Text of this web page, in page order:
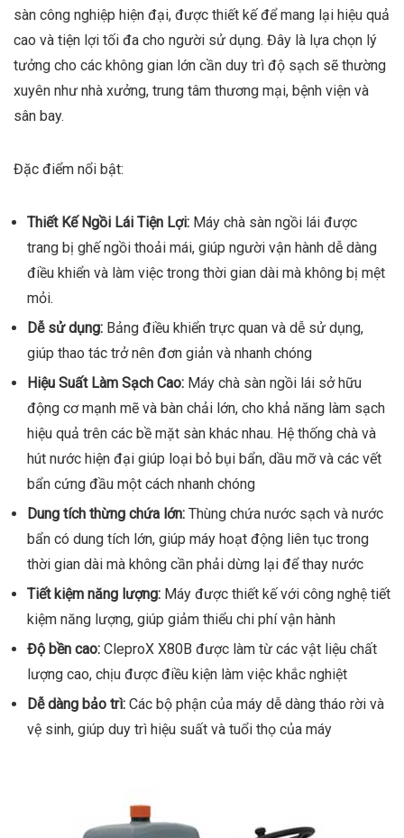
sàn công nghiệp hiện đại, được thiết kế để mang lại hiệu quả
cao và tiện lợi tối đa cho người sử dụng. Đây là lựa chọn lý
tưởng cho các không gian lớn cần duy trì độ sạch sẽ thường
xuyên như nhà xưởng, trung tâm thương mại, bệnh viện và
sân bay.
Đặc điểm nổi bật:
Thiết Kế Ngồi Lái Tiện Lợi: Máy chà sàn ngồi lái được
trang bị ghế ngồi thoải mái, giúp người vận hành dễ dàng
điều khiển và làm việc trong thời gian dài mà không bị mệt
mỏi.
Dễ sử dụng: Bảng điều khiển trực quan và dễ sử dụng,
giúp thao tác trở nên đơn giản và nhanh chóng
Hiệu Suất Làm Sạch Cao: Máy chà sàn ngồi lái sở hữu
động cơ mạnh mẽ và bàn chải lớn, cho khả năng làm sạch
hiệu quả trên các bề mặt sàn khác nhau. Hệ thống chà và
hút nước hiện đại giúp loại bỏ bụi bẩn, dầu mỡ và các vết
bẩn cứng đầu một cách nhanh chóng
Dung tích thừng chứa lớn: Thùng chứa nước sạch và nước
bẩn có dung tích lớn, giúp máy hoạt động liên tục trong
thời gian dài mà không cần phải dừng lại để thay nước
Tiết kiệm năng lượng: Máy được thiết kế với công nghệ tiết
kiệm năng lượng, giúp giảm thiểu chi phí vận hành
Độ bền cao: CleproX X80B được làm từ các vật liệu chất
lượng cao, chịu được điều kiện làm việc khắc nghiệt
Dễ dàng bảo trì: Các bộ phận của máy dễ dàng tháo rời và
vệ sinh, giúp duy trì hiệu suất và tuổi thọ của máy